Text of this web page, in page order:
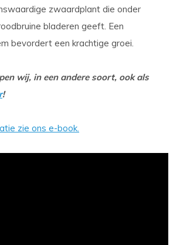
zwaardplant die onder
bladeren geeft. Een
bevordert een krachtige groei.
wij, in een andere soort, ook als
!
zie ons e-book.